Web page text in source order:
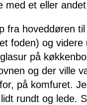
med et eller
fra hoveddøren
foden) og videre
på
og der ville
på komfuret.
rundt og lede.